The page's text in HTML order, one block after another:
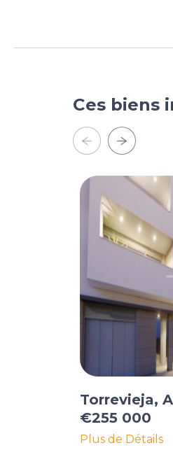
Ces biens
Torrevieja,
€255 000
Plus de Détails